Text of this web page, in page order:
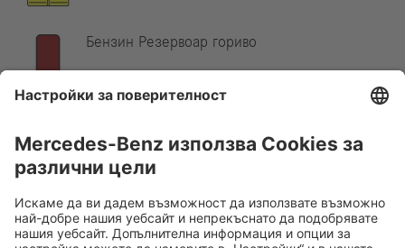
Бензин Резервоар гориво
Допълнителна информация можете да намерите
в нашеторъководство за спасяване.